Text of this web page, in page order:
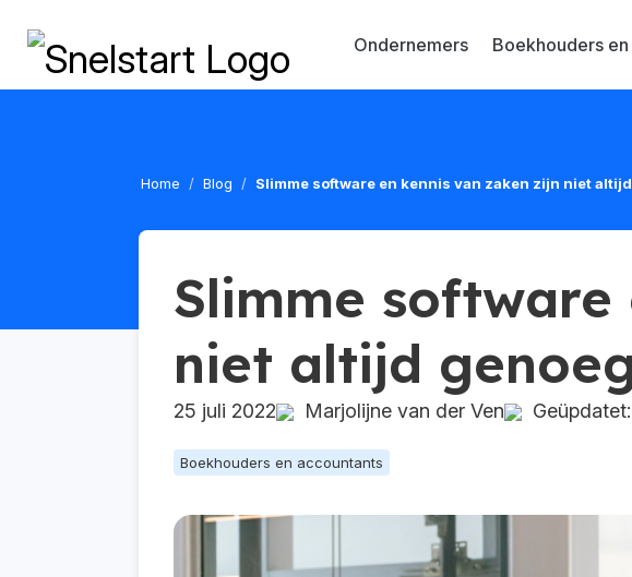
Ondernemers Boekhouders
Home Blog Slimme software en kennis van zaken zijn niet
Slimme software
niet altijd
25 juli 2022 Marjolijne van der Ven
Boekhouders en accountants